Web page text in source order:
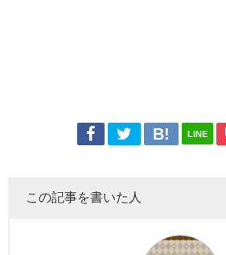
LINE
この記事を書いた人